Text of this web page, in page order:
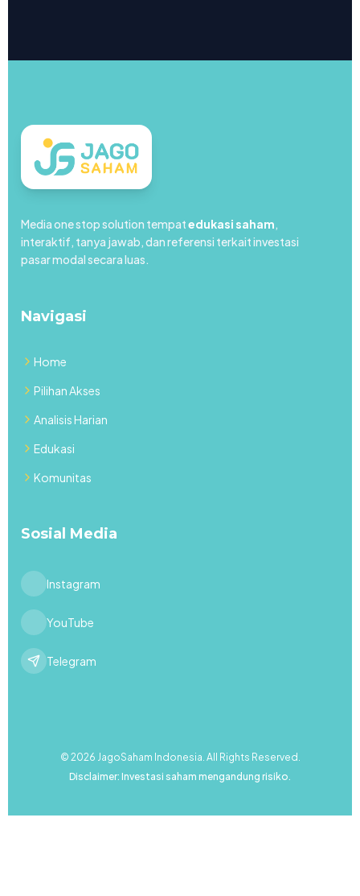
Media one stop solution tempatedukasi saham,
interaktif, tanya jawab, dan referensi terkait investasi
pasar modal secara luas.
Navigasi
Home
Pilihan Akses
Analisis Harian
Edukasi
Komunitas
Sosial Media
Instagram
YouTube
Telegram
© 2026 JagoSaham Indonesia. All Rights Reserved.
Disclaimer: Investasi saham mengandung risiko.